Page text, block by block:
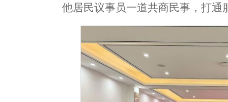
他居民议事员一道共商民事，打通